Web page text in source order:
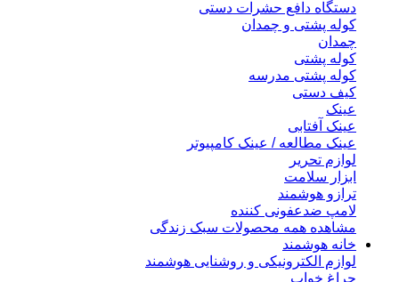
دستگاه دافع حشرات دستی
کوله پشتی و چمدان
چمدان
کوله پشتی
کوله پشتی مدرسه
کیف دستی
عینک
عینک آفتابی
عینک مطالعه / عینک کامپیوتر
لوازم تحریر
ابزار سلامت
ترازو هوشمند
لامپ ضدعفونی کننده
مشاهده همه محصولات سبک زندگی
خانه هوشمند
لوازم الکترونیکی و روشنایی هوشمند
چراغ خواب